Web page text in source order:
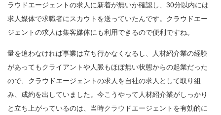
ラウドエージェントの求人に新着が無いか確認し、30分以内には
求人媒体で求職者にスカウトを送っていたんです。クラウドエー
ジェントの求人は集客媒体にも利用できるので便利ですね。
量を追わなければ事業は立ち行かなくなるし、人材紹介業の経験
があってもクライアントや人脈もほぼ無い状態からの起業だった
ので、クラウドエージェントの求人を自社の求人として取り組
み、成約を出していました。今こうやって人材紹介業がしっかり
と立ち上がっているのは、当時クラウドエージェントを有効的に